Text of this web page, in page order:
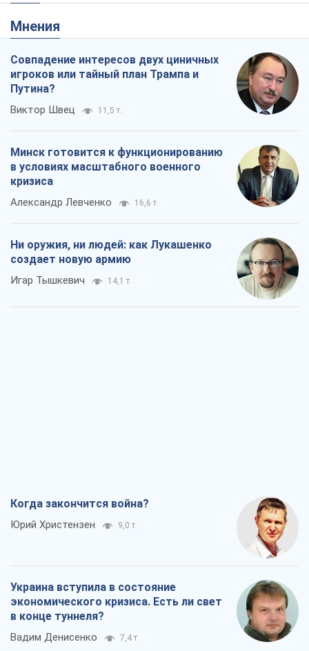
Мнения
Совпадение интересов двух циничных
игроков или тайный план Трампа и
Путина?
Виктор Швец 11,5 т.
Минск готовится к функционированию
в условиях масштабного военного
кризиса
Александр Левченко 16,6 т.
Ни оружия, ни людей: как Лукашенко
создает новую армию
Игар Тышкевич 14,1 т.
Когда закончится война?
Юрий Христензен 9,0 т.
Украина вступила в состояние
экономического кризиса. Есть ли свет
в конце туннеля?
Вадим Денисенко 7,4 т.